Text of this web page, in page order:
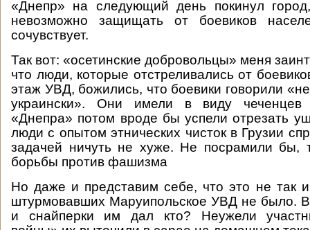
«Днепр» на следующий день покинул
невозможно защищать от боевиков
сочувствует.
Так вот: «осетинские добровольцы» меня
что люди, которые отстреливались от
этаж УВД, божились, что боевики говорили
украински». Они имели в виду чеченцев
«Днепра» потом вроде бы успели отрезать
люди с опытом этнических чисток в Грузии
задачей ничуть не хуже. Не посрамили бы,
борьбы против фашизма
Но даже и представим себе, что это не так
штурмовавших Маруипольское УВД не было.
и снайперки им дал кто? Неужели